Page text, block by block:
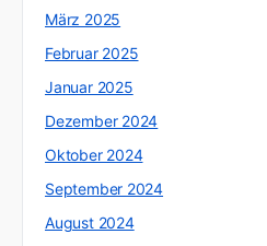
März 2025
Februar 2025
Januar 2025
Dezember 2024
Oktober 2024
September 2024
August 2024